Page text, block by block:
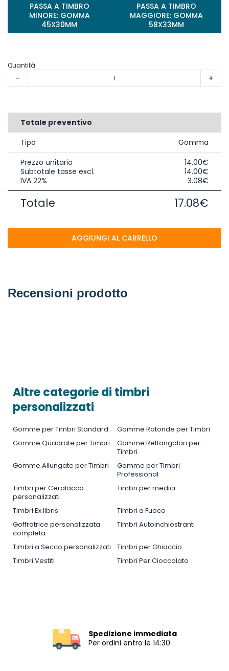
PASSA A TIMBRO
MINORE: GOMMA
45X30MM
PASSA A TIMBRO
MAGGIORE: GOMMA
58X33MM
Recensioni prodotto
Quantità
- +
Totale preventivo
Tipo
Gomma
Prezzo unitario
14.00€
Subtotale tasse excl.
14.00€
IVA 22%
3.08€
Totale 17.08€
AGGIUNGI AL CARRELLO
Altre categorie di timbri
personalizzati
Gomme per Timbri Standard
Gomme Rotonde per Timbri
Gomme Quadrate per Timbri
Gomme Rettangolari per
Timbri
Gomme Allungate per Timbri
Gomme per Timbri
Professional
Timbri per Ceralacca
personalizzati
Timbri per medici
Timbri Ex libris
Timbri a Fuoco
Goffratrice personalizzata
completa
Timbri Autoinchiostranti
Timbri a Secco personalizzati
Timbri per Ghiaccio
Timbri Vestiti
Timbri Per Cioccolato
Spedizione immediata
Per ordini entro le 14:30